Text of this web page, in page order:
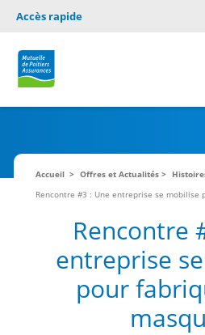
Accès rapide
Accueil Offres et Actualités
Rencontre #3 : Une entreprise se mobilise
Rencontre
entreprise
pour